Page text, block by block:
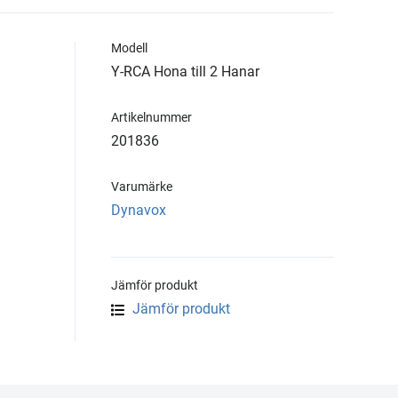
Modell
Y-RCA Hona till 2 Hanar
Artikelnummer
201836
Varumärke
Dynavox
Jämför produkt
Jämför produkt